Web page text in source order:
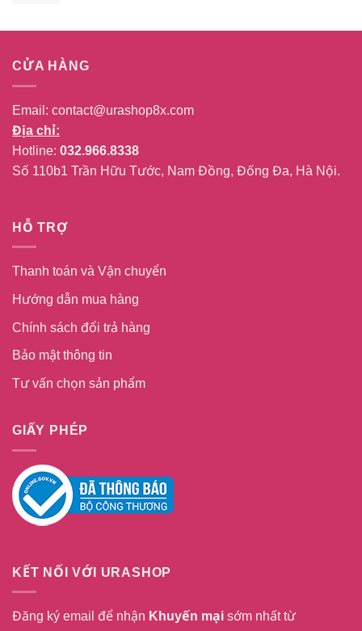
CỬA HÀNG
Email: contact@urashop8x.com
Địa chỉ:
Hotline: 032.966.8338
Số 110b1 Trần Hữu Tước, Nam Đồng, Đống Đa, Hà Nội.
HỖ TRỢ
Thanh toán và Vận chuyển
Hướng dẫn mua hàng
Chính sách đổi trả hàng
Bảo mật thông tin
Tư vấn chọn sản phẩm
GIẤY PHÉP
KẾT NỐI VỚI URASHOP
Đăng ký email để nhận Khuyến mại sớm nhất từ